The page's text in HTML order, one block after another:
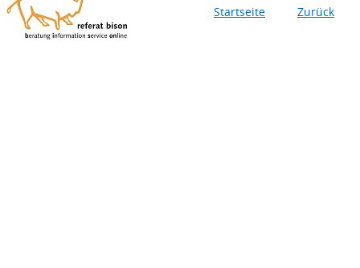
Startseite Zurück